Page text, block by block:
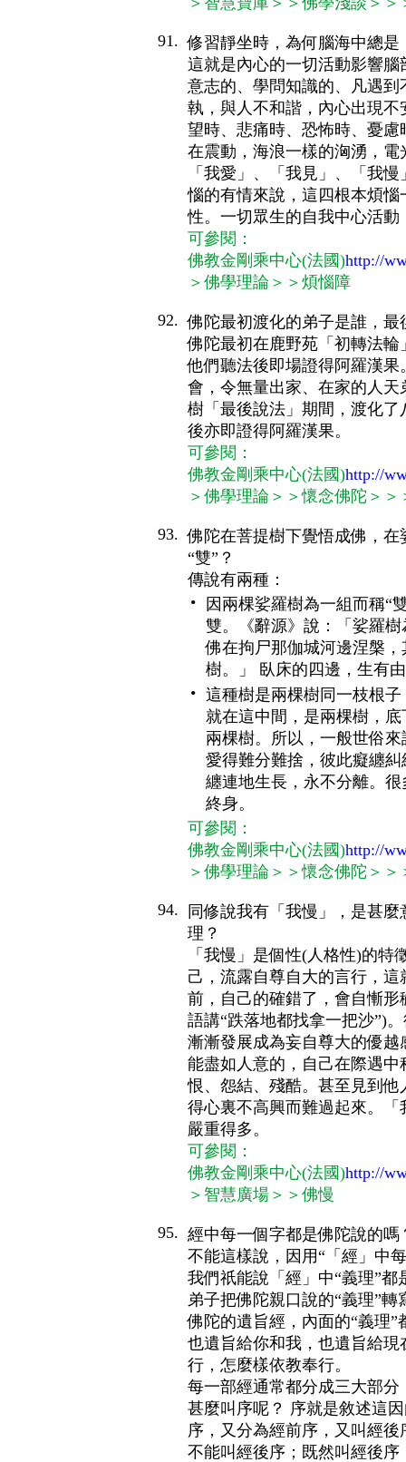
91. 修習靜坐時，為何腦海中總是
這就是內心的一切活動影響
意志的、學問知識的、凡遇
執， 與人不和諧，內心出現不
望時、悲痛時、恐怖時、憂
在震動，海浪一樣的洶湧，
「我愛」、「我見」、「我
惱的有情來說，這四根本煩
性。一切眾生的自我中心活
可參閱：
佛教金剛乘中心(法國)http://
＞佛學理論＞＞煩惱障
92. 佛陀最初渡化的弟子是誰，最
佛陀最初在鹿野苑「初轉法
他們聽法後即場證得阿羅漢
會，令無量出家、在家的人
樹「最後說法」期間，渡化
後亦即證得阿羅漢果。
可參閱：
佛教金剛乘中心(法國)http://
＞佛學理論＞＞懷念佛陀＞＞
93. 佛陀在菩提樹下覺悟成佛，
“雙”？
傳說有兩種：
•
因兩棵娑羅樹為一組而稱“
雙。《辭源》說：「娑羅
佛在拘尸那伽城河邊涅槃
樹。」 臥床的四邊，生有
• 這種樹是兩棵樹同一枝根
就在這中間，是兩棵樹，
兩棵樹。所以，一般世俗
愛得難分難捨，彼此癡纏
纏連地生長，永不分離。
終身。
可參閱：
佛教金剛乘中心(法國)http://
＞佛學理論＞＞懷念佛陀＞＞
94.
同修說我有「我慢」，是甚
理？
「我慢」是個性(人格性)的
己，流露自尊自大的言行，
前，自己的確錯了，會自慚
語講“跌落地都找拿一把沙”)
漸漸發展成為妄自尊大的優
能盡如人意的，自己在際遇
恨、怨結、殘酷。甚至見到
得心裏不高興而難過起來。「
嚴重得多。
可參閱：
佛教金剛乘中心(法國)http://
＞智慧廣場＞＞佛慢
95. 經中每一個字都是佛陀說的嗎
不能這樣說，因用“「經」中
我們祇能說「經」中“義理”
弟子把佛陀親口說的“義理”
佛陀的遺旨經，內面的“義理
也遺旨給你和我，也遺旨給
行，怎麼樣依教奉行。
每一部經通常都分成三大部
甚麼叫序呢？ 序就是敘述這
序，又分為經前序，又叫經
不能叫經後序；既然叫經後